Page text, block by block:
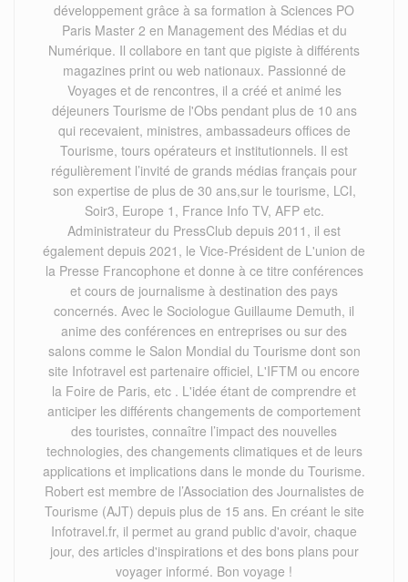
développement grâce à sa formation à Sciences PO
Paris Master 2 en Management des Médias et du
Numérique. Il collabore en tant que pigiste à différents
magazines print ou web nationaux. Passionné de
Voyages et de rencontres, il a créé et animé les
déjeuners Tourisme de l'Obs pendant plus de 10 ans
qui recevaient, ministres, ambassadeurs offices de
Tourisme, tours opérateurs et institutionnels. Il est
régulièrement l’invité de grands médias français pour
son expertise de plus de 30 ans,sur le tourisme, LCI,
Soir3, Europe 1, France Info TV, AFP etc.
Administrateur du PressClub depuis 2011, il est
également depuis 2021, le Vice-Président de L'union de
la Presse Francophone et donne à ce titre conférences
et cours de journalisme à destination des pays
concernés. Avec le Sociologue Guillaume Demuth, il
anime des conférences en entreprises ou sur des
salons comme le Salon Mondial du Tourisme dont son
site Infotravel est partenaire officiel, L'IFTM ou encore
la Foire de Paris, etc . L'idée étant de comprendre et
anticiper les différents changements de comportement
des touristes, connaître l’impact des nouvelles
technologies, des changements climatiques et de leurs
applications et implications dans le monde du Tourisme.
Robert est membre de l’Association des Journalistes de
Tourisme (AJT) depuis plus de 15 ans. En créant le site
Infotravel.fr, il permet au grand public d'avoir, chaque
jour, des articles d'inspirations et des bons plans pour
voyager informé. Bon voyage !